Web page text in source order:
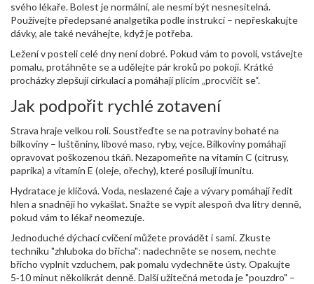
svého lékaře. Bolest je normální, ale nesmí být nesnesitelná.
Používejte předepsané analgetika podle instrukcí – nepřeskakujte
dávky, ale také neváhejte, když je potřeba.
Ležení v posteli celé dny není dobré. Pokud vám to povolí, vstávejte
pomalu, protáhněte se a udělejte pár kroků po pokoji. Krátké
procházky zlepšují cirkulaci a pomáhají plicím „procvičit se“.
Jak podpořit rychlé zotavení
Strava hraje velkou roli. Soustřeďte se na potraviny bohaté na
bílkoviny – luštěniny, libové maso, ryby, vejce. Bílkoviny pomáhají
opravovat poškozenou tkáň. Nezapomeňte na vitamín C (citrusy,
paprika) a vitamín E (oleje, ořechy), které posilují imunitu.
Hydratace je klíčová. Voda, neslazené čaje a vývary pomáhají ředit
hlen a snadněji ho vykašlat. Snažte se vypít alespoň dva litry denně,
pokud vám to lékař neomezuje.
Jednoduché dýchací cvičení můžete provádět i sami. Zkuste
techniku "zhluboka do břicha": nadechněte se nosem, nechte
břicho vyplnit vzduchem, pak pomalu vydechněte ústy. Opakujte
5‑10 minut několikrát denně. Další užitečná metoda je "pouzdro" –